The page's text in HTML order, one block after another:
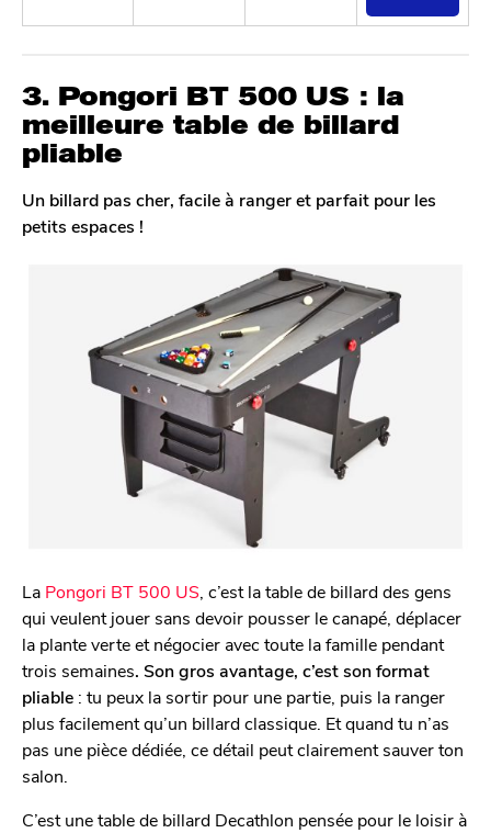
3. Pongori BT 500 US : la
meilleure table de billard
pliable
Un billard pas cher, facile à ranger et parfait pour les
petits espaces !
La Pongori BT 500 US, c’est la table de billard des gens
qui veulent jouer sans devoir pousser le canapé, déplacer
la plante verte et négocier avec toute la famille pendant
trois semaines. Son gros avantage, c’est son format
pliable : tu peux la sortir pour une partie, puis la ranger
plus facilement qu’un billard classique. Et quand tu n’as
pas une pièce dédiée, ce détail peut clairement sauver ton
salon.
C’est une table de billard Decathlon pensée pour le loisir à